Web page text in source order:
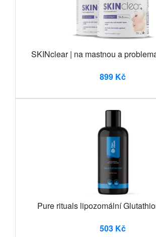
SKINclear | na mastnou a
899 Kč
Pure rituals lipozomální
503 Kč